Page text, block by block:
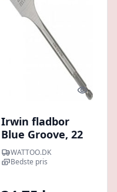
Quick
Irwin fladbor
Blue Groove, 22
mm, 157 mm,
med sideskr
WATTOO.DK
Bedste pris